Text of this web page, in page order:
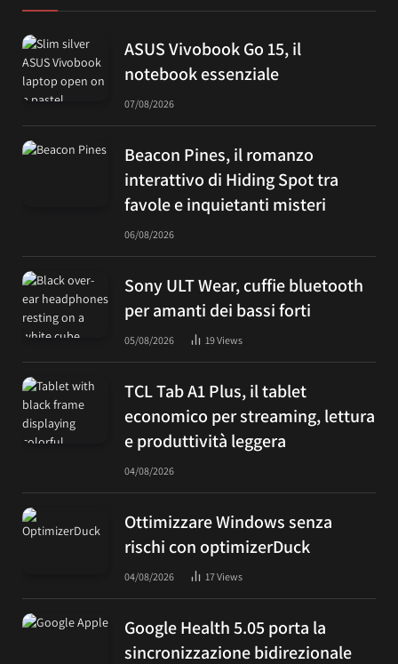
ASUS Vivobook Go 15, il
notebook essenziale
07/08/2026
Beacon Pines, il romanzo
interattivo di Hiding Spot tra
favole e inquietanti misteri
06/08/2026
Sony ULT Wear, cuffie bluetooth
per amanti dei bassi forti
05/08/2026 19Views
TCL Tab A1 Plus, il tablet
economico per streaming, lettura
e produttività leggera
04/08/2026
Ottimizzare Windows senza
rischi con optimizerDuck
04/08/2026 17Views
Google Health 5.05 porta la
sincronizzazione bidirezionale